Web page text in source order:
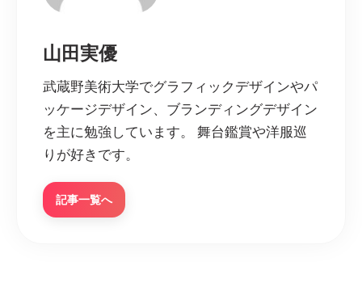
山田実優
武蔵野美術大学でグラフィックデザインやパ
ッケージデザイン、ブランディングデザイン
を主に勉強しています。 舞台鑑賞や洋服巡
りが好きです。
記事一覧へ